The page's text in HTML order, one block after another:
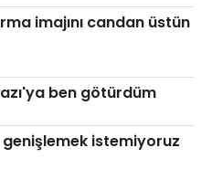
imajını candan üstün
ben götürdüm
istemiyoruz